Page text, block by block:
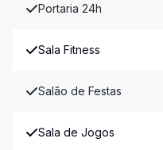
Portaria 24h
Sala Fitness
Salão de Festas
Sala de Jogos